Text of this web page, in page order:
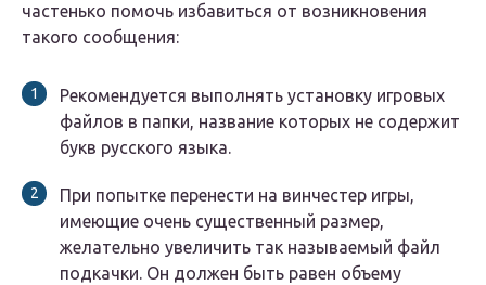
частенько помочь избавиться от возникновения
такого сообщения:
Рекомендуется выполнять установку игровых
файлов в папки, название которых не содержит
букв русского языка.
При попытке перенести на винчестер игры,
имеющие очень существенный размер,
желательно увеличить так называемый файл
подкачки. Он должен быть равен объему